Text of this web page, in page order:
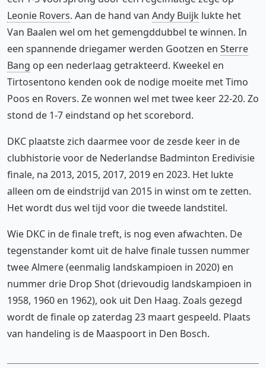
Leonie Rovers. Aan de hand van Andy Buijk lukte het
Van Baalen wel om het gemengddubbel te winnen. In
een spannende driegamer werden Gootzen en Sterre
Bang op een nederlaag getrakteerd. Kweekel en
Tirtosentono kenden ook de nodige moeite met Timo
Poos en Rovers. Ze wonnen wel met twee keer 22-20. Zo
stond de 1-7 eindstand op het scorebord.
DKC plaatste zich daarmee voor de zesde keer in de
clubhistorie voor de Nederlandse Badminton Eredivisie
finale, na 2013, 2015, 2017, 2019 en 2023. Het lukte
alleen om de eindstrijd van 2015 in winst om te zetten.
Het wordt dus wel tijd voor die tweede landstitel.
Wie DKC in de finale treft, is nog even afwachten. De
tegenstander komt uit de halve finale tussen nummer
twee Almere (eenmalig landskampioen in 2020) en
nummer drie Drop Shot (drievoudig landskampioen in
1958, 1960 en 1962), ook uit Den Haag. Zoals gezegd
wordt de finale op zaterdag 23 maart gespeeld. Plaats
van handeling is de Maaspoort in Den Bosch.